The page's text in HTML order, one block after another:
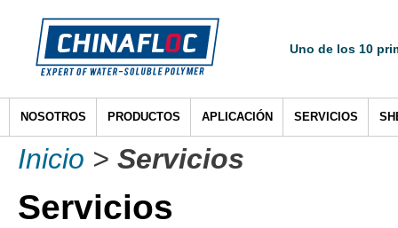
Uno de los 10
NOSOTROS PRODUCTOS APLICACIÓN SERVICIOS
Inicio > Servicios
Servicios